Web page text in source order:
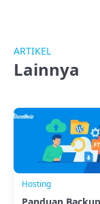
ARTIKEL
Lainnya
Hosting